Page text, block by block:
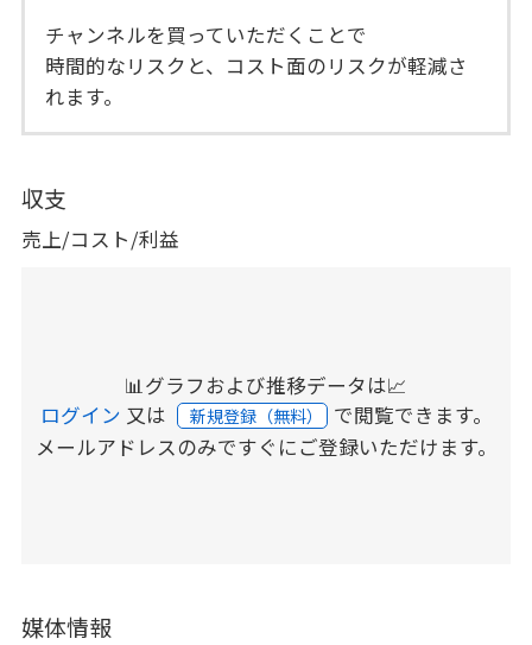
チャンネルを買っていただくことで
時間的なリスクと、コスト面のリスクが軽減さ
れます。
収支
売上/コスト/利益
📊グラフおよび推移データは📈
ログイン 又は 新規登録（無料） で閲覧できます。
メールアドレスのみですぐにご登録いただけます。
媒体情報